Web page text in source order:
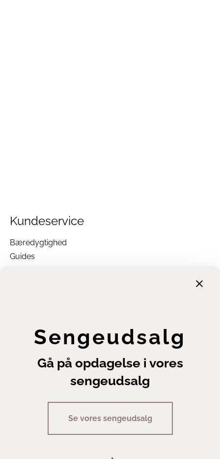
Sengeudsalg
Gå på opdagelse i vores
sengeudsalg
Se vores sengeudsalg
Kundeservice
Bæredygtighed
Guides
Fortrydelsesret
Cookie- og privatlivsindstillinger
Copyright | Sengeexperten A/S